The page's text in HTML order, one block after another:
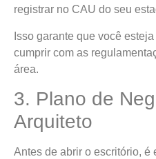
registrar no CAU do seu
Isso garante que você
cumprir com as
área.
3. Plano de
Arquiteto
Antes de abrir o escritório, é